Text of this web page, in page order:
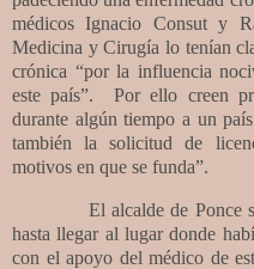
médicos Ignacio Consut y
Medicina y Cirugía lo tenían
crónica “por la influencia
este país”.
Por ello creen
durante algún tiempo a un
también la solicitud de
motivos en que se funda”.
El alcalde de Ponce
hasta llegar al lugar donde
con el apoyo del médico de